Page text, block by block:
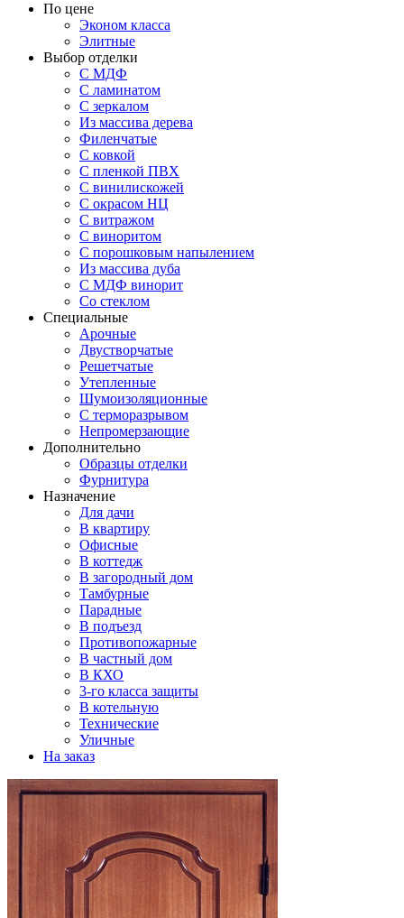
По цене
Эконом класса
Элитные
Выбор отделки
С МДФ
С ламинатом
С зеркалом
Из массива дерева
Филенчатые
С ковкой
С пленкой ПВХ
С винилискожей
С окрасом НЦ
С витражом
С виноритом
С порошковым напылением
Из массива дуба
С МДФ винорит
Со стеклом
Специальные
Арочные
Двустворчатые
Решетчатые
Утепленные
Шумоизоляционные
С терморазрывом
Непромерзающие
Дополнительно
Образцы отделки
Фурнитура
Назначение
Для дачи
В квартиру
Офисные
В коттедж
В загородный дом
Тамбурные
Парадные
В подъезд
Противопожарные
В частный дом
В КХО
3-го класса защиты
В котельную
Технические
Уличные
На заказ